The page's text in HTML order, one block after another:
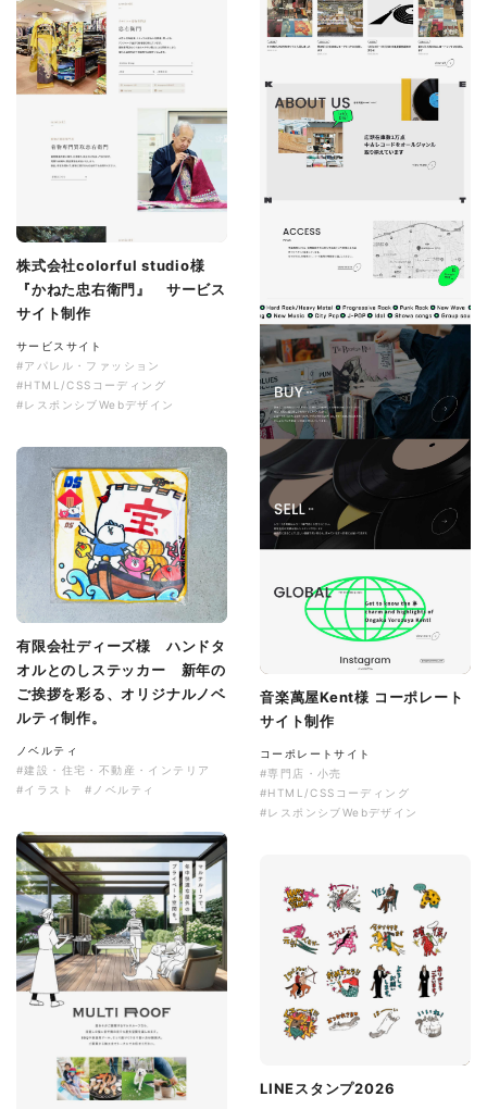
株式会社colorful studio様
『かねた忠右衛門』 サービス
サイト制作
サービスサイト
#アパレル・ファッション
#HTML/CSSコーディング
#レスポンシブWebデザイン
音楽萬屋Kent様 コーポレート
サイト制作
コーポレートサイト
#専門店・小売
#HTML/CSSコーディング
#レスポンシブWebデザイン
有限会社ディーズ様 ハンドタ
オルとのしステッカー 新年の
ご挨拶を彩る、オリジナルノベ
ルティ制作。
ノベルティ
#建設・住宅・不動産・インテリア
#イラスト
#ノベルティ
LINEスタンプ2026